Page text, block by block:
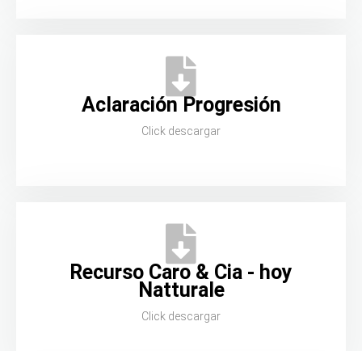
Aclaración Progresión
Click descargar
Recurso Caro & Cia - hoy
Natturale
Click descargar